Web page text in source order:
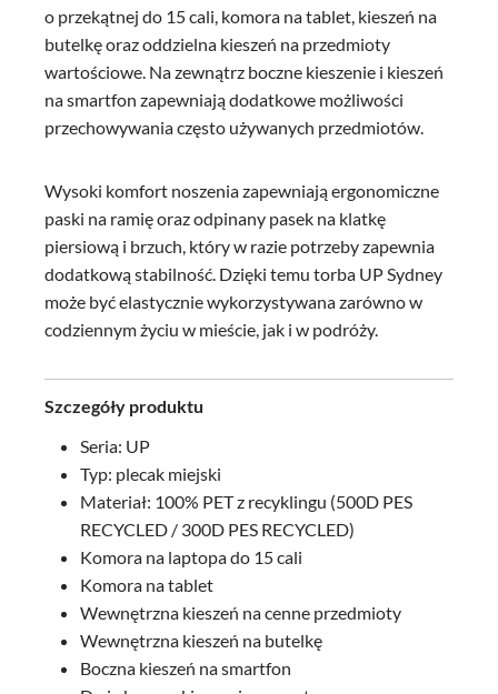
o przekątnej do 15 cali, komora na tablet, kieszeń na
butelkę oraz oddzielna kieszeń na przedmioty
wartościowe. Na zewnątrz boczne kieszenie i kieszeń
na smartfon zapewniają dodatkowe możliwości
przechowywania często używanych przedmiotów.
Wysoki komfort noszenia zapewniają ergonomiczne
paski na ramię oraz odpinany pasek na klatkę
piersiową i brzuch, który w razie potrzeby zapewnia
dodatkową stabilność. Dzięki temu torba UP Sydney
może być elastycznie wykorzystywana zarówno w
codziennym życiu w mieście, jak i w podróży.
Szczegóły produktu
Seria: UP
Typ: plecak miejski
Materiał: 100% PET z recyklingu (500D PES
RECYCLED / 300D PES RECYCLED)
Komora na laptopa do 15 cali
Komora na tablet
Wewnętrzna kieszeń na cenne przedmioty
Wewnętrzna kieszeń na butelkę
Boczna kieszeń na smartfon